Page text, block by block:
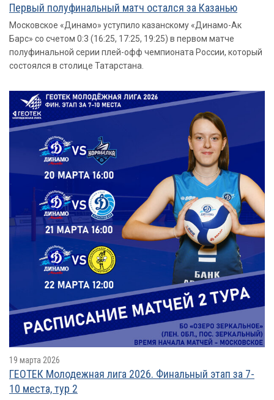
Первый полуфинальный матч остался за Казанью
Московское «Динамо» уступило казанскому «Динамо-Ак
Барс» со счетом 0:3 (16:25, 17:25, 19:25) в первом матче
полуфинальной серии плей-офф чемпионата России, который
состоялся в столице Татарстана.
19 марта 2026
ГЕОТЕК Молодежная лига 2026. Финальный этап за 7-
10 места, тур 2